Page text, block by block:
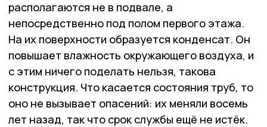
располагаются не в подвале, а
непосредственно под полом первого этажа.
На их поверхности образуется конденсат. Он
повышает влажность окружающего воздуха, и
с этим ничего поделать нельзя, такова
конструкция. Что касается состояния труб, то
оно не вызывает опасений: их меняли восемь
лет назад, так что срок службы ещё не истёк.